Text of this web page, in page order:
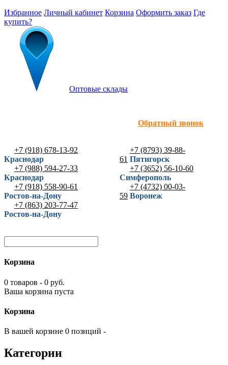
Избранное Личный кабинет Корзина Оформить заказ Где
купить?
Оптовые склады
Обратный звонок
+7 (918) 678-13-92
Краснодар
+7 (988) 594-27-33
Краснодар
+7 (918) 558-90-61
Ростов-на-Дону
+7 (863) 203-77-47
Ростов-на-Дону
+7 (8793) 39-88-
61 Пятигорск
+7 (3652) 56-10-60
Симферополь
+7 (4732) 00-03-
59 Воронеж
Корзина
0 товаров - 0 руб.
Ваша корзина пуста
Корзина
В вашей корзине 0 позиций -
Категории